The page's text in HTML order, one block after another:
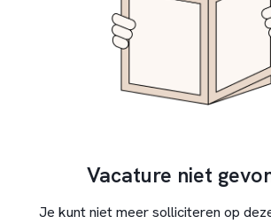
Vacature niet
Je kunt niet meer solliciteren op